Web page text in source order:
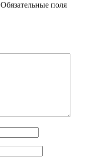
Обязательные поля